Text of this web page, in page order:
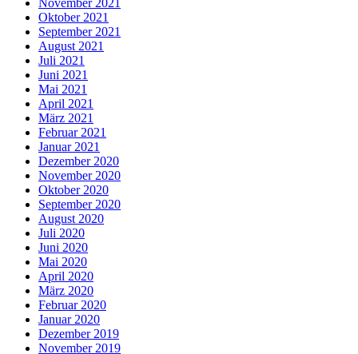
November 2021
Oktober 2021
September 2021
August 2021
Juli 2021
Juni 2021
Mai 2021
April 2021
März 2021
Februar 2021
Januar 2021
Dezember 2020
November 2020
Oktober 2020
September 2020
August 2020
Juli 2020
Juni 2020
Mai 2020
April 2020
März 2020
Februar 2020
Januar 2020
Dezember 2019
November 2019